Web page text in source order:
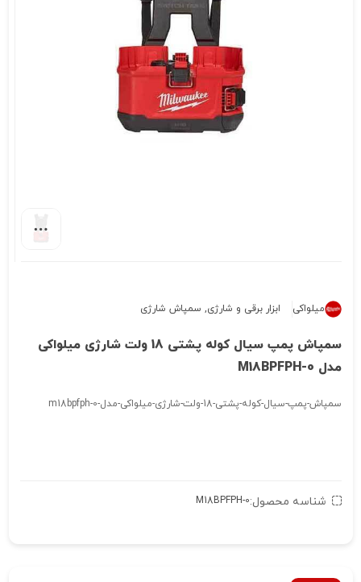
میلواکی ابزار برقی و شارژی, سمپاش شارژی
سمپاش پمپ سیال کوله پشتی 18 ولت شارژی میلواکی
مدل M18BPFPH-0
سمپاش-پمپ-سیال-کوله-پشتی-18-ولت-شارژی-میلواکی-مدل-m18bpfph-0
شناسه محصول:M18BPFPH-0